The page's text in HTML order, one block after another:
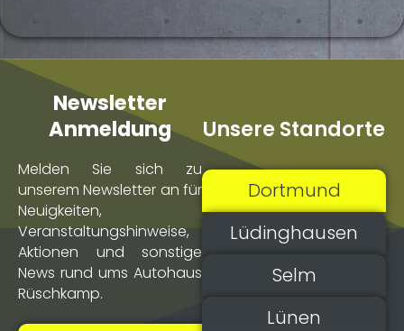
Newsletter
Anmeldung
Melden Sie sich zu
unserem Newsletter an für
Neuigkeiten,
Veranstaltungs­hinweise,
Aktionen und sonstige
News rund ums Autohaus
Rüschkamp.
Unsere Standorte
Dortmund
Lüdinghausen
Selm
Lünen